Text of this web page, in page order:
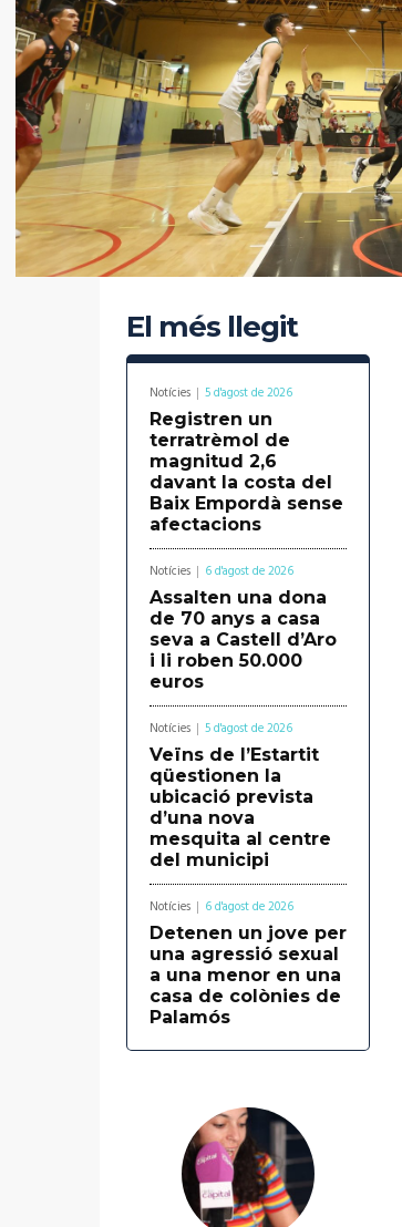
El més llegit
Notícies 5 d'agost de 2026
Registren un
terratrèmol de
magnitud 2,6
davant la costa del
Baix Empordà sense
afectacions
Notícies 6 d'agost de 2026
Assalten una dona
de 70 anys a casa
seva a Castell d’Aro
i li roben 50.000
euros
Notícies 5 d'agost de 2026
Veïns de l’Estartit
qüestionen la
ubicació prevista
d’una nova
mesquita al centre
del municipi
Notícies 6 d'agost de 2026
Detenen un jove per
una agressió sexual
a una menor en una
casa de colònies de
Palamós